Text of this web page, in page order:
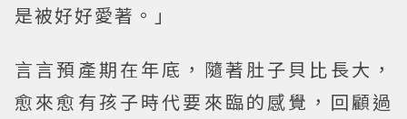
是被好好愛著。」
言言預產期在年底，隨著肚子貝比長大，
愈來愈有孩子時代要來臨的感覺，回顧過